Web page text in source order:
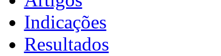
Indicações
Resultados